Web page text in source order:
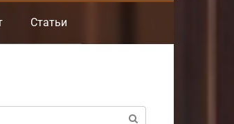
Статьи